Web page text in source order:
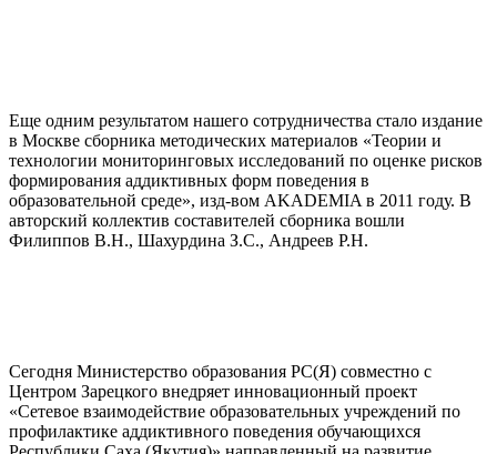
Еще одним результатом нашего сотрудничества стало издание
в Москве сборника методических материалов «Теории и
технологии мониторинговых исследований по оценке рисков
формирования аддиктивных форм поведения в
образовательной среде», изд-вом AKADEMIA в 2011 году. В
авторский коллектив составителей сборника вошли
Филиппов В.Н., Шахурдина З.С., Андреев Р.Н.
Сегодня Министерство образования РС(Я) совместно с
Центром Зарецкого внедряет инновационный проект
«Сетевое взаимодействие образовательных учреждений по
профилактике аддиктивного поведения обучающихся